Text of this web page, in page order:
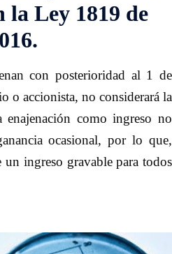
la Ley 1819 de
con posterioridad al 1 de
o accionista, no considerará la
como ingreso no
ocasional, por lo que,
un ingreso gravable para todos